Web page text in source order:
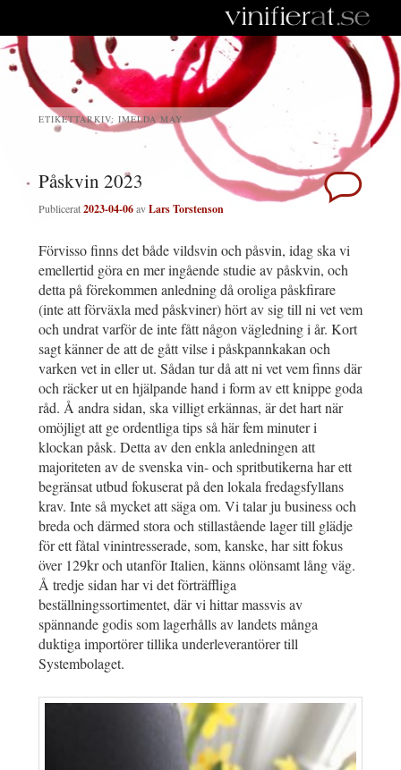
ETIKETTARKIV: IMELDA MAY
Påskvin 2023
Publicerat2023-04-06avLars Torstenson
Förvisso finns det både vildsvin och påsvin, idag ska vi
emellertid göra en mer ingående studie av påskvin, och
detta på förekommen anledning då oroliga påskfirare
(inte att förväxla med påskviner) hört av sig till ni vet vem
och undrat varför de inte fått någon vägledning i år. Kort
sagt känner de att de gått vilse i påskpannkakan och
varken vet in eller ut. Sådan tur då att ni vet vem finns där
och räcker ut en hjälpande hand i form av ett knippe goda
råd. Å andra sidan, ska villigt erkännas, är det hart när
omöjligt att ge ordentliga tips så här fem minuter i
klockan påsk. Detta av den enkla anledningen att
majoriteten av de svenska vin- och spritbutikerna har ett
begränsat utbud fokuserat på den lokala fredagsfyllans
krav. Inte så mycket att säga om. Vi talar ju business och
breda och därmed stora och stillastående lager till glädje
för ett fåtal vinintresserade, som, kanske, har sitt fokus
över 129kr och utanför Italien, känns olönsamt lång väg.
Å tredje sidan har vi det förträffliga
beställningssortimentet, där vi hittar massvis av
spännande godis som lagerhålls av landets många
duktiga importörer tillika underleverantörer till
Systembolaget.